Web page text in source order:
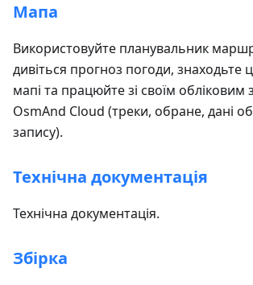
Мапа
Використовуйте планувальник
дивіться прогноз погоди, знаходьте
мапі та працюйте зі своїм обліковим
OsmAnd Cloud (треки, обране, дані
запису).
Технічна документація
Технічна документація.
Збірка